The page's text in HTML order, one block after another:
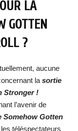
LA
GOTTEN
?
aucune
la sortie
Stronger!
l’avenir de
Somehow Gotten
téléspectateurs